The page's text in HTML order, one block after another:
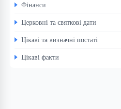
Фінанси
Церковні та святкові дати
Цікаві та визначні постаті
Цікаві факти